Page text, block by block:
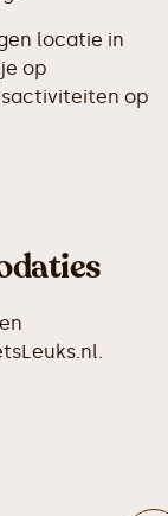
locatie in
op
op